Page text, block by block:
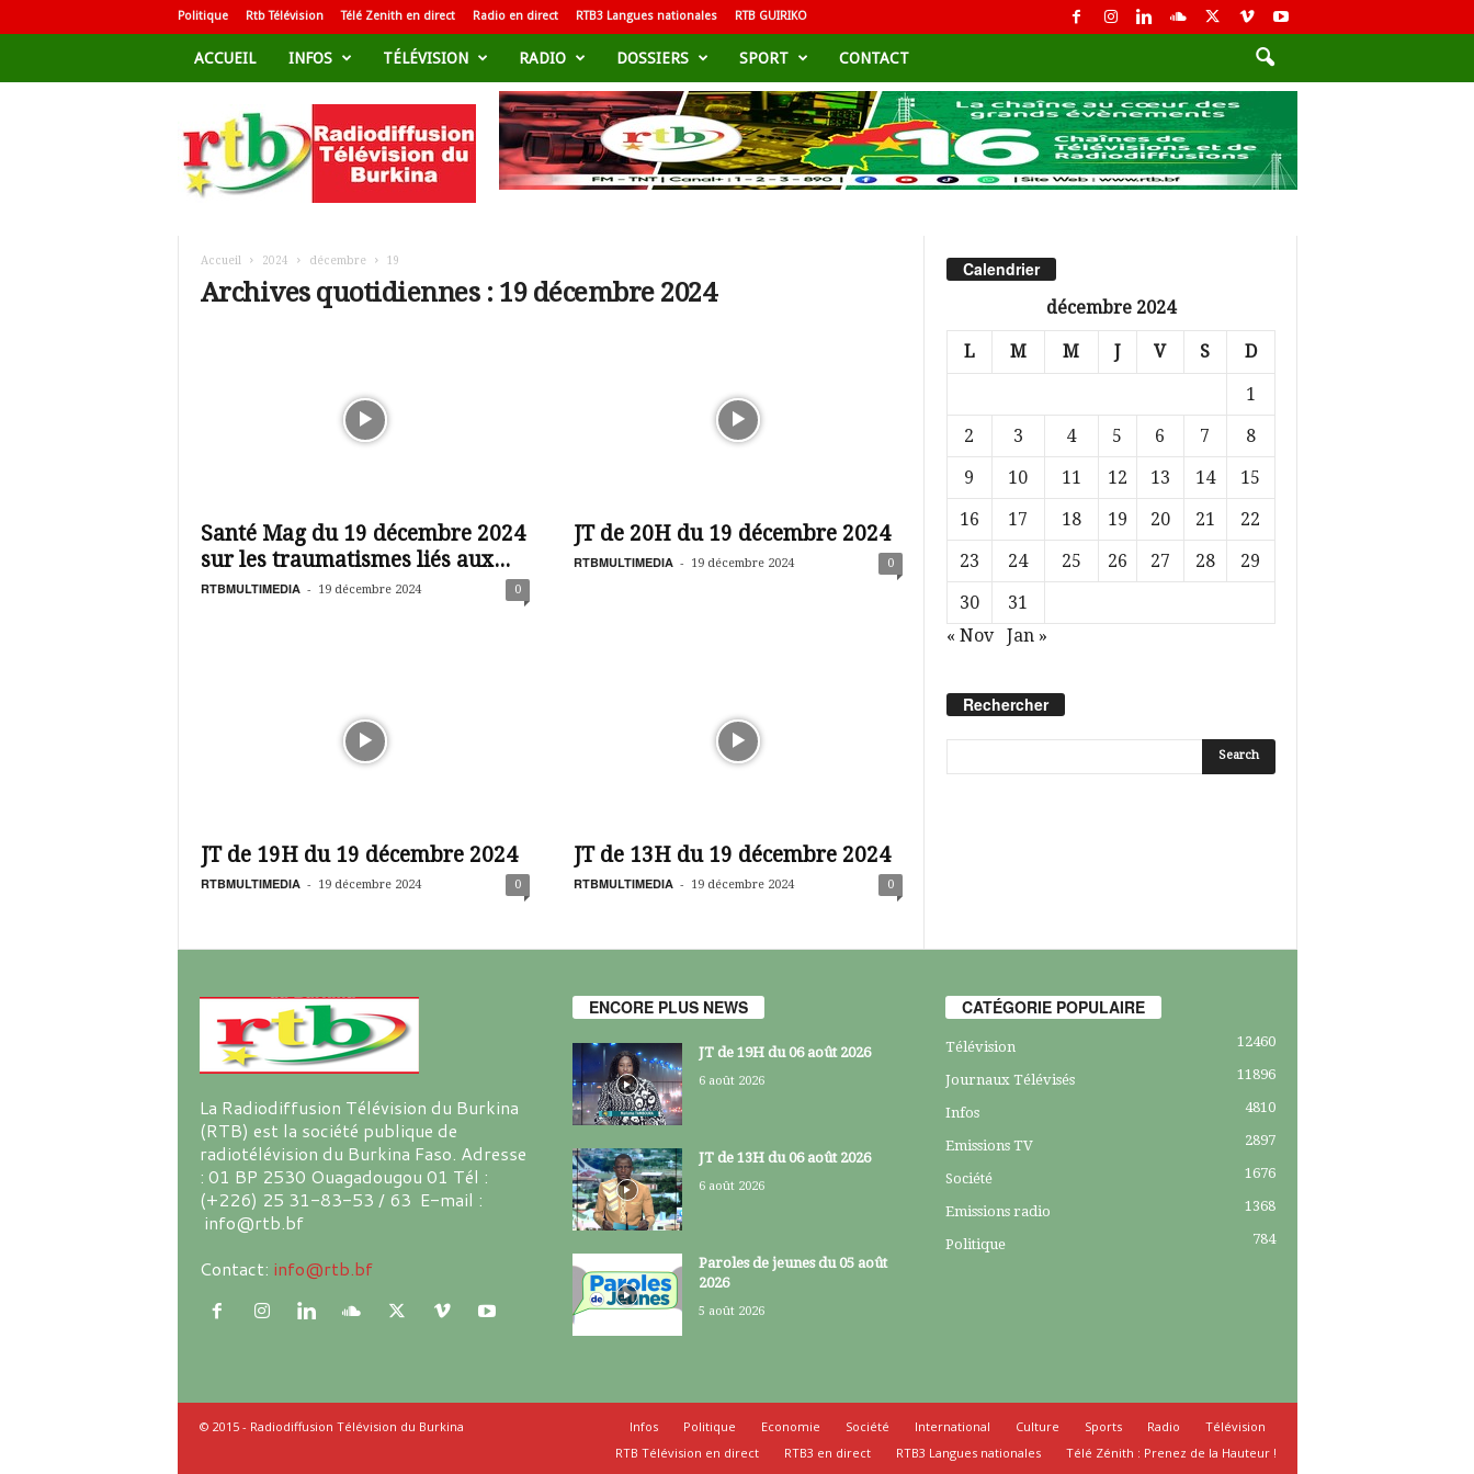
Politique Rtb Télévision Télé Zenith en direct Radio en direct RTB3 Langues nationales RTB GUIRIKO
ACCUEIL INFOS TÉLÉVISION RADIO DOSSIERS SPORT CONTACT
d
i
Accueil 2024 décembre 19
Archives quotidiennes : 19 décembre 2024
Santé Mag du 19 décembre 2024
sur les traumatismes liés aux...
RTBMULTIMEDIA - 19 décembre 2024 0
JT de 20H du 19 décembre 2024
RTBMULTIMEDIA - 19 décembre 2024 0
JT de 19H du 19 décembre 2024
RTBMULTIMEDIA - 19 décembre 2024 0
JT de 13H du 19 décembre 2024
RTBMULTIMEDIA - 19 décembre 2024 0
Calendrier
décembre 2024
L M M J V S D
1
2
3 4 5 6 7
8
9
10 11 12 13 14
15
16
17 18 19 20 21
22
23
24 25 26 27 28
29
30
31
« Nov
Jan »
Rechercher
La Radiodiffusion Télévision du Burkina
(RTB) est la société publique de
radiotélévision du Burkina Faso. Adresse
: 01 BP 2530 Ouagadougou 01 Tél :
(+226) 25 31-83-53 / 63 E-mail :
info@rtb.bf
Contact: info@rtb.bf
ENCORE PLUS NEWS
JT de 19H du 06 août 2026
6 août 2026
JT de 13H du 06 août 2026
6 août 2026
Paroles de jeunes du 05 août
2026
5 août 2026
CATÉGORIE POPULAIRE
Télévision 12460
Journaux Télévisés 11896
Infos 4810
Emissions TV 2897
Société 1676
Emissions radio 1368
Politique 784
Infos Politique Economie Société International Culture Sports Radio
Télévision
RTB Télévision en direct
RTB3 en direct RTB3 Langues nationales Télé Zénith : Prenez de la Hauteur !
© 2015 - Radiodiffusion Télévision du Burkina